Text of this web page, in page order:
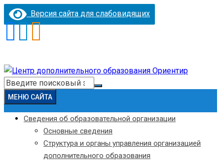
Версия сайта для слабовидящих
Перейти
к
содержимому
Искать:
МЕНЮ САЙТА
Сведения об образовательной организации
Основные сведения
Структура и органы управления организацией
дополнительного образования